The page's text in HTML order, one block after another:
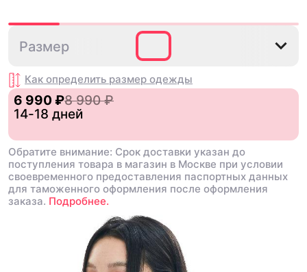
XXL
Размер
Как определить размер одежды
6 990 ₽8 990 ₽
14-18 дней
Обратите внимание: Срок доставки указан до
поступления товара в магазин в Москве при условии
своевременного предоставления паспортных данных
для таможенного оформления после оформления
заказа. Подробнее.